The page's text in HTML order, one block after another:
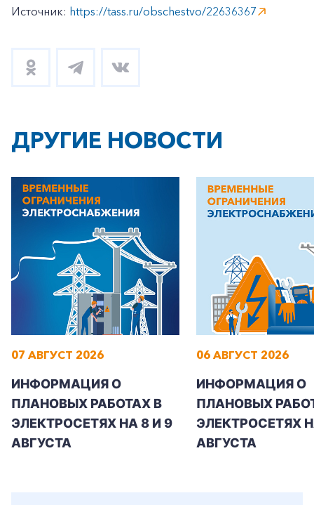
+7-800-700-24-57
Заказать обратный звонок
Частным клиентам
Корпоративным клиентам
Источник: https://tass.ru/obschestvo/22636367
ДРУГИЕ НОВОСТИ
07 АВГУСТ 2026
ИНФОРМАЦИЯ О
ПЛАНОВЫХ РАБОТАХ В
ЭЛЕКТРОСЕТЯХ НА 8 И 9
АВГУСТА
06 АВГУСТ 2026
ИНФОРМАЦИЯ О
ПЛАНОВЫХ
ЭЛЕКТРОСЕТЯХ
АВГУСТА